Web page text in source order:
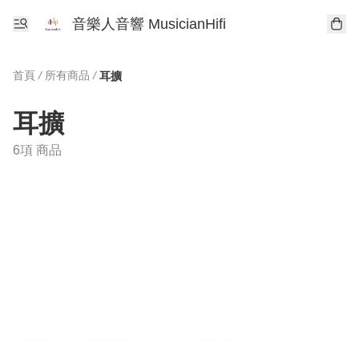
音樂人音響 MusicianHifi
首頁 / 所有商品 / 耳擴
耳擴
6項 商品